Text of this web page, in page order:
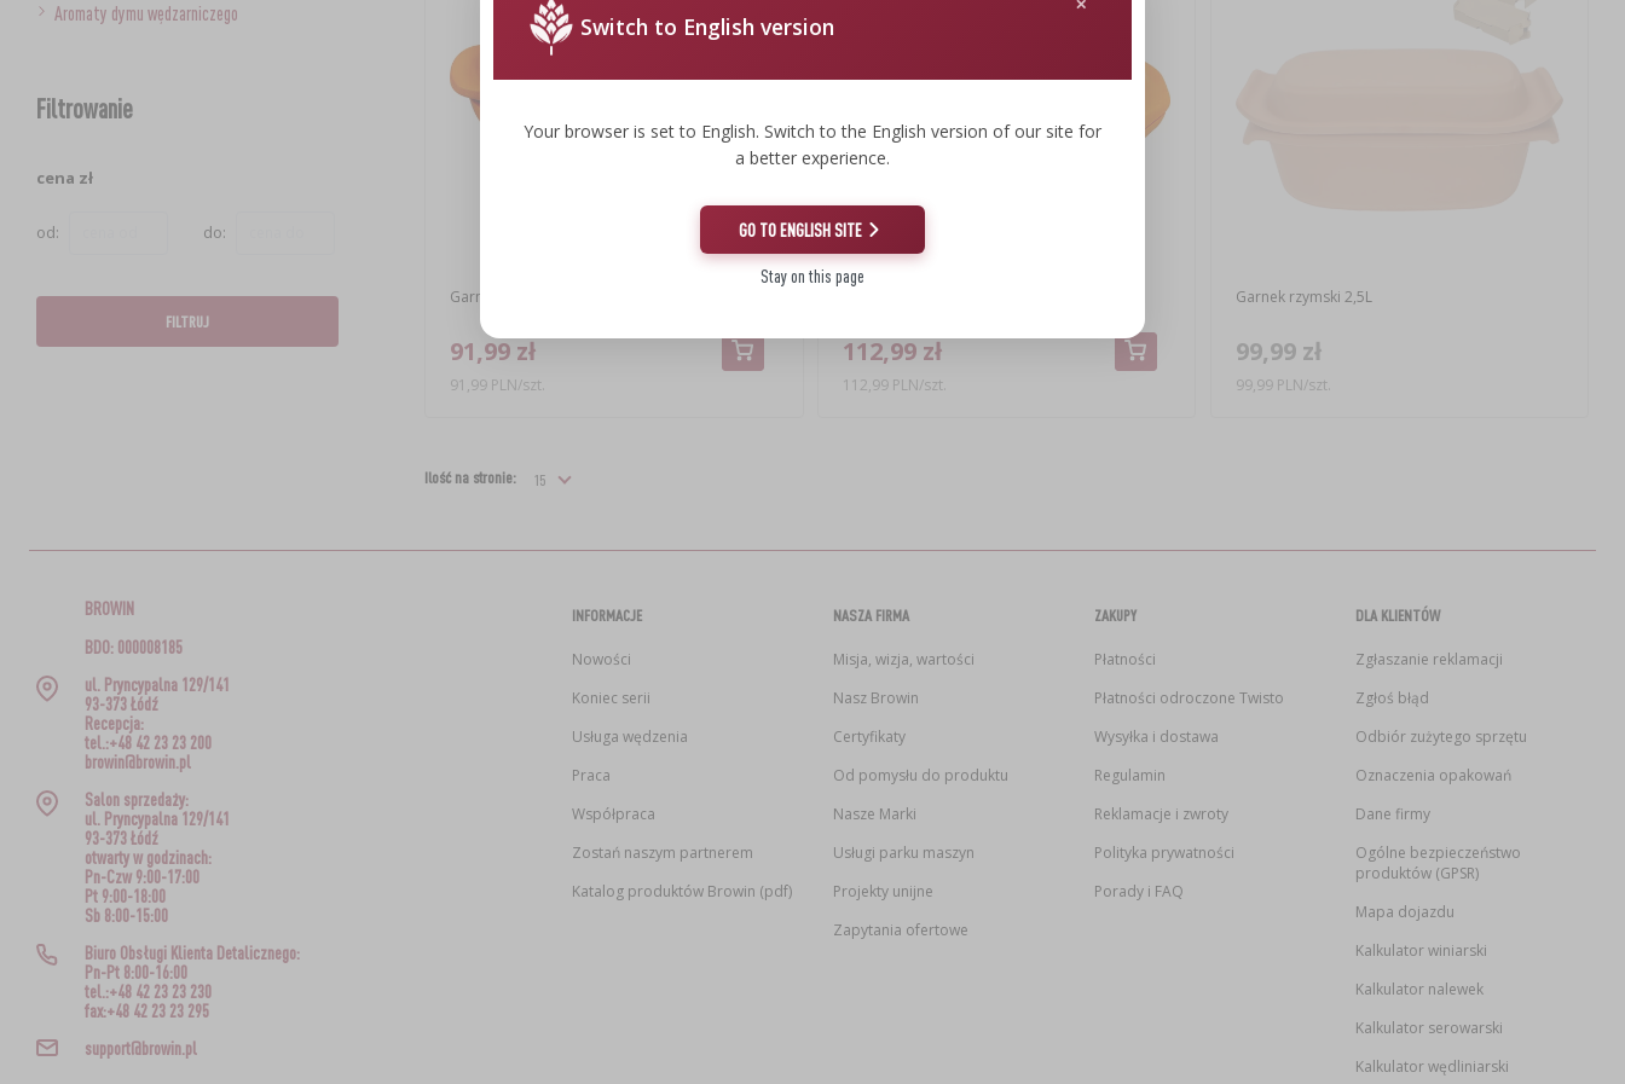
Aromaty dymu wędzarniczego
Filtrowanie
cena zł
od: do:
FILTRUJ
Garnek rzymski okrągły 4 L
91,99 zł
91,99 PLN/szt.
112,99 zł
112,99 PLN/szt.
Garnek rzymski 2,5L
99,99 zł
99,99 PLN/szt.
Ilość na stronie:
Switch to English version
Your browser is set to English. Switch to the English version of our site for
a better experience.
GO TO ENGLISH SITE
Stay on this page
BROWIN
BDO: 000008185
ul. Pryncypalna 129/141
93-373 Łódź
Recepcja:
tel.:+48 42 23 23 200
browin@browin.pl
Salon sprzedaży:
ul. Pryncypalna 129/141
93-373 Łódź
otwarty w godzinach:
Pn-Czw 9:00-17:00
Pt 9:00-18:00
Sb 8:00-15:00
Biuro Obsługi Klienta Detalicznego:
Pn-Pt 8:00-16:00
tel.:+48 42 23 23 230
fax:+48 42 23 23 295
support@browin.pl
INFORMACJE
Nowości
Koniec serii
Usługa wędzenia
Praca
Współpraca
Zostań naszym partnerem
Katalog produktów Browin (pdf)
NASZA FIRMA
Misja, wizja, wartości
Nasz Browin
Certyfikaty
Od pomysłu do produktu
Nasze Marki
Usługi parku maszyn
Projekty unijne
Zapytania ofertowe
ZAKUPY
Płatności
Płatności odroczone Twisto
Wysyłka i dostawa
Regulamin
Reklamacje i zwroty
Polityka prywatności
Porady i FAQ
DLA KLIENTÓW
Zgłaszanie reklamacji
Zgłoś błąd
Odbiór zużytego sprzętu
Oznaczenia opakowań
Dane firmy
Ogólne bezpieczeństwo
produktów (GPSR)
Mapa dojazdu
Kalkulator winiarski
Kalkulator nalewek
Kalkulator serowarski
Kalkulator wędliniarski